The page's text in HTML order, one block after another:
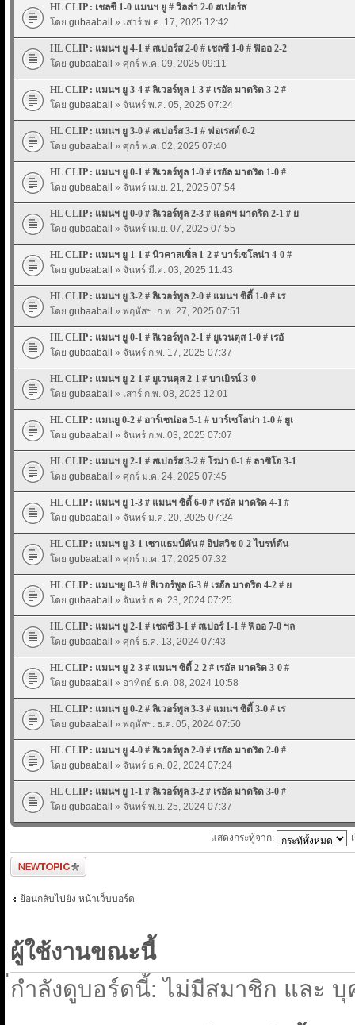
HL CLIP : เชลซี 1-0 แมนฯ ยู # วิลล่า 2-0 สเปอร์ส
โดย gubaaball » เสาร์ พ.ค. 17, 2025 12:42
HL CLIP : แมนฯ ยู 4-1 # สเปอร์ส 2-0 # เชลซี 1-0 # ฟิออ 2-2
โดย gubaaball » ศุกร์ พ.ค. 09, 2025 09:11
HL CLIP : แมนฯ ยู 3-4 # ลิเวอร์พูล 1-3 # เรอัล มาดริด 3-2 #
โดย gubaaball » จันทร์ พ.ค. 05, 2025 07:24
HL CLIP : แมนฯ ยู 3-0 # สเปอร์ส 3-1 # ฟอเรสต์ 0-2
โดย gubaaball » ศุกร์ พ.ค. 02, 2025 07:40
HL CLIP : แมนฯ ยู 0-1 # ลิเวอร์พูล 1-0 # เรอัล มาดริด 1-0 #
โดย gubaaball » จันทร์ เม.ย. 21, 2025 07:54
HL CLIP : แมนฯ ยู 0-0 # ลิเวอร์พูล 2-3 # แอตฯ มาดริด 2-1 # ย
โดย gubaaball » จันทร์ เม.ย. 07, 2025 07:55
HL CLIP : แมนฯ ยู 1-1 # นิวคาสเซิ่ล 1-2 # บาร์เซโลน่า 4-0 #
โดย gubaaball » จันทร์ มี.ค. 03, 2025 11:43
HL CLIP : แมนฯ ยู 3-2 # ลิเวอร์พูล 2-0 # แมนฯ ซิตี้ 1-0 # เร
โดย gubaaball » พฤหัสฯ. ก.พ. 27, 2025 07:51
HL CLIP : แมนฯ ยู 0-1 # ลิเวอร์พูล 2-1 # ยูเวนตุส 1-0 # เรอั
โดย gubaaball » จันทร์ ก.พ. 17, 2025 07:37
HL CLIP : แมนฯ ยู 2-1 # ยูเวนตุส 2-1 # บาเยิรน์ 3-0
โดย gubaaball » เสาร์ ก.พ. 08, 2025 12:01
HL CLIP : แมนยู 0-2 # อาร์เซน่อล 5-1 # บาร์เซโลน่า 1-0 # ยูเ
โดย gubaaball » จันทร์ ก.พ. 03, 2025 07:07
HL CLIP : แมนฯ ยู 2-1 # สเปอร์ส 3-2 # โรม่า 0-1 # ลาซิโอ 3-1
โดย gubaaball » ศุกร์ ม.ค. 24, 2025 07:45
HL CLIP : แมนฯ ยู 1-3 # แมนฯ ซิตี้ 6-0 # เรอัล มาดริด 4-1 #
โดย gubaaball » จันทร์ ม.ค. 20, 2025 07:24
HL CLIP : แมนฯ ยู 3-1 เซาแธมป์ตัน # อิปสวิช 0-2 ไบรท์ตัน
โดย gubaaball » ศุกร์ ม.ค. 17, 2025 07:32
HL CLIP : แมนฯยู 0-3 # ลิเวอร์พูล 6-3 # เรอัล มาดริด 4-2 # ย
โดย gubaaball » จันทร์ ธ.ค. 23, 2024 07:25
HL CLIP : แมนฯ ยู 2-1 # เชลซี 3-1 # สเปอร์ 1-1 # ฟิออ 7-0 ฯล
โดย gubaaball » ศุกร์ ธ.ค. 13, 2024 07:43
HL CLIP : แมนฯ ยู 2-3 # แมนฯ ซิตี้ 2-2 # เรอัล มาดริด 3-0 #
โดย gubaaball » อาทิตย์ ธ.ค. 08, 2024 10:58
HL CLIP : แมนฯ ยู 0-2 # ลิเวอร์พูล 3-3 # แมนฯ ซิตี้ 3-0 # เร
โดย gubaaball » พฤหัสฯ. ธ.ค. 05, 2024 07:50
HL CLIP : แมนฯ ยู 4-0 # ลิเวอร์พูล 2-0 # เรอัล มาดริด 2-0 #
โดย gubaaball » จันทร์ ธ.ค. 02, 2024 07:24
HL CLIP : แมนฯ ยู 1-1 # ลิเวอร์พูล 3-2 # เรอัล มาดริด 3-0 #
โดย gubaaball » จันทร์ พ.ย. 25, 2024 07:37
แสดงกระทู้จาก:
ตั้งกระทู้ใหม่
ย้อนกลับไปยัง หน้าเว็บบอร์ด
ผู้ใช้งานขณะนี้
กำลังดูบอร์ดนี้: ไม่มีสมาชิก และ